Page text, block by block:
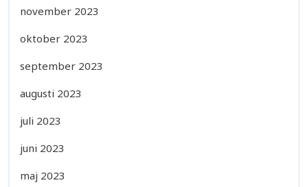
november 2023
oktober 2023
september 2023
augusti 2023
juli 2023
juni 2023
maj 2023